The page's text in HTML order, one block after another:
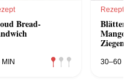
Bread-
Rezept
30–60